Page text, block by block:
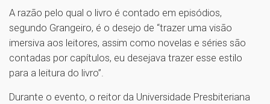
A razão pelo qual o livro é contado em episódios,
segundo Grangeiro, é o desejo de “trazer uma visão
imersiva aos leitores, assim como novelas e séries são
contadas por capítulos, eu desejava trazer esse estilo
para a leitura do livro”.
Durante o evento, o reitor da Universidade Presbiteriana